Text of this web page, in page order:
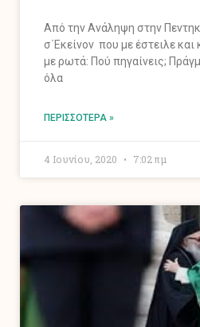
Από την Ανάληψη στην
σ΄Εκείνον που με έστειλε
με ρωτά: Πού πηγαίνεις;
όλα
ΠΕΡΙΣΣΌΤΕΡΑ »
4 Ιουνίου, 2020 7:02 πμ